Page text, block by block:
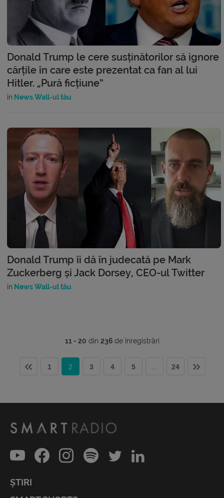
Donald Trump le cere susținătorilor să ignore
cărțile în care este prezentat ca fan al lui
Hitler. „Pură ficțiune”
în News Wall-ul tău
Donald Trump îi dă în judecată pe Mark
Zuckerberg și Jack Dorsey, CEO-ul Twitter
în News Wall-ul tău
11 - 20 din 236de înregistrări
1 2 3 4 5 24
ȘTIRI